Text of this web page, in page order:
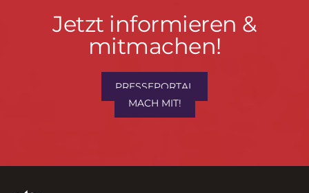
Jetzt
informieren
mitmachen!
Jetzt informieren &
mitmachen!
PRESSEPORTAL
MACH MIT!